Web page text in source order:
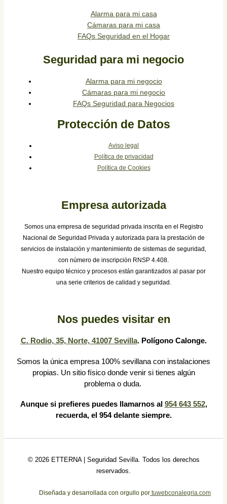
Alarma para mi casa
Cámaras para mi casa
FAQs Seguridad en el Hogar
Seguridad para mi negocio
Alarma para mi negocio
Cámaras para mi negocio
FAQs Seguridad para Negocios
Protección de Datos
Aviso legal
Política de privacidad
Política de Cookies
Empresa autorizada
Somos una empresa de seguridad privada inscrita en el Registro
Nacional de Seguridad Privada y autorizada para la prestación de
servicios de instalación y mantenimiento de sistemas de seguridad,
con número de inscripción RNSP 4.408.
Nuestro equipo técnico y procesos están garantizados al pasar por
una serie criterios de calidad y seguridad.
Nos puedes visitar en
C. Rodio, 35, Norte, 41007 Sevilla. Polígono Calonge.
Somos la única empresa 100% sevillana con instalaciones
propias. Un sitio físico donde venir si tienes algún
problema o duda.
Aunque si prefieres puedes llamarnos al 954 643 552,
recuerda, el 954 delante siempre.
© 2026 ETTERNA | Seguridad Sevilla. Todos los derechos
reservados.
Diseñada y desarrollada con orgullo por tuwebconalegria.com